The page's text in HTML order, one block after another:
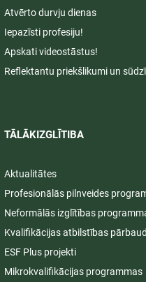
Atvērto durvju dienas
Iepazīsti profesiju!
Apskati videostāstus!
Reflektantu priekšlikumi un
TĀLĀKIZGLĪTIBA
Aktualitātes
Profesionālās pilnveides
Neformālās izglītības
Kvalifikācijas atbilstības
ESF Plus projekti
Mikrokvalifikācijas programmas